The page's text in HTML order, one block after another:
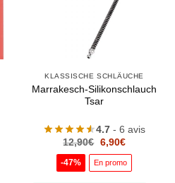
KLASSISCHE SCHLÄUCHE
Marrakesch-Silikonschlauch
Tsar
4.7 - 6 avis
12,90€ Le
initial
était :
6,90€Le
actuel
est :
-47% En promo